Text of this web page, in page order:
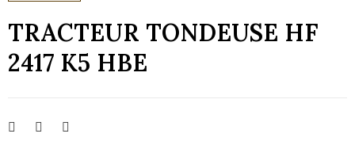
TRACTEUR TONDEUSE HF
2417 K5 HBE